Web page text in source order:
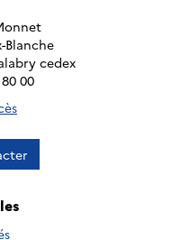
Blanche
cedex
00